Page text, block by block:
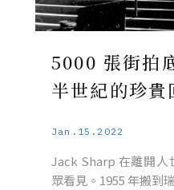
5000 張街拍
半世紀的珍貴
Jan.15.2022
Jack Sharp 在離開人
眾看見。1955 年搬到